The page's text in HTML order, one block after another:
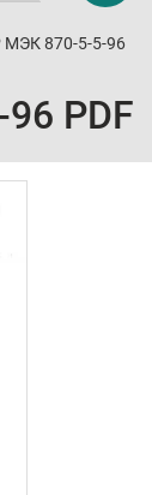
МЭК 870-5-5-96
PDF